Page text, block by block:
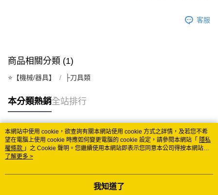
免運費
客服
商品相關分類 (1)
⭐️【機械/器具】 ├刀具類
本分類熱銷全站排行
熱門標籤
本網站中使用 cookie，欲查詢有關本網站使用 cookie 方式之詳情，及若您不希
望在電腦上使用 cookie 時應如何變更電腦的 cookie 設定，請參閱本網站「 隱私
權條款 」之 Cookie 聲明。您繼續使用本網站即表示您同意本公司得按本網站使
用條款之 Cookie 聲明使用 cookie。
了解更多 >
我知道了